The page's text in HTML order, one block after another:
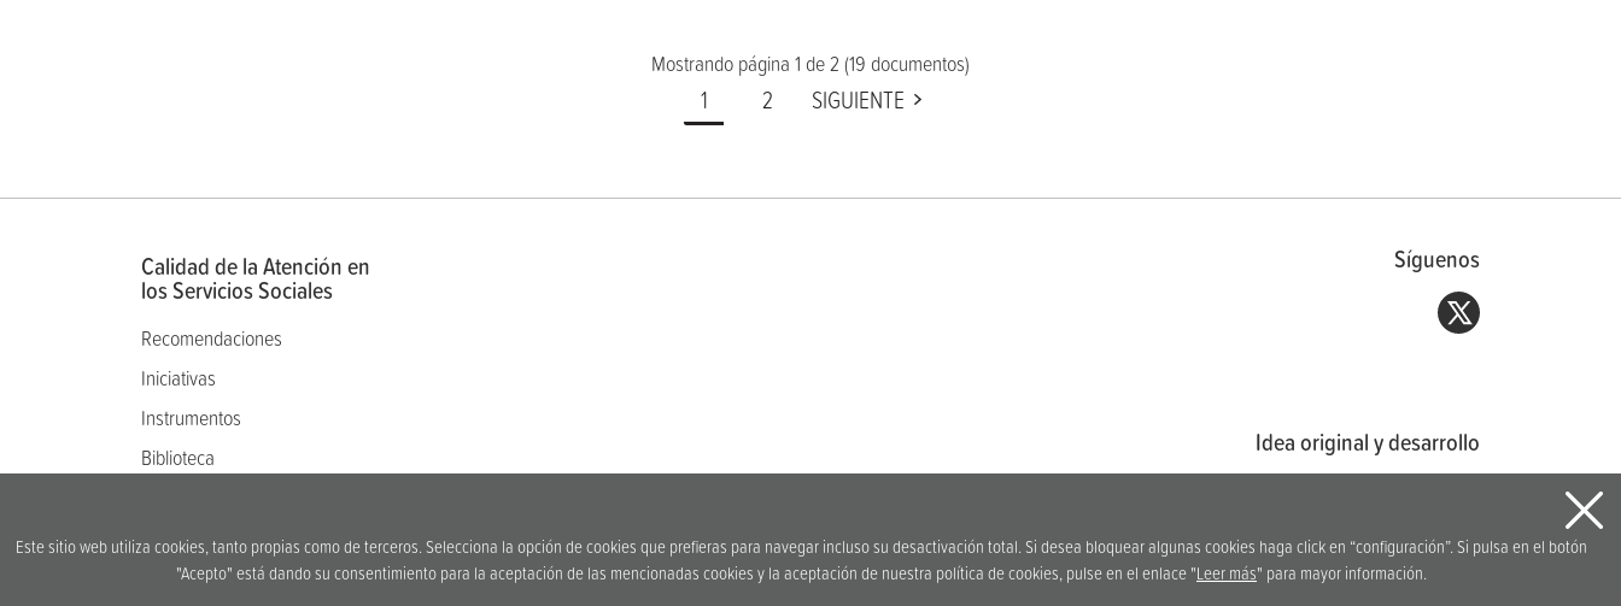
Mostrando página 1 de 2 (19 documentos)
1 2 SIGUIENTE
Calidad de la Atención en
los Servicios Sociales
Recomendaciones
Iniciativas
Instrumentos
Biblioteca
Qué es
Síguenos
Idea original y desarrollo
Este sitio web utiliza cookies, tanto propias como de terceros. Selecciona la opción de cookies que prefieras para navegar incluso su desactivación total. Si desea bloquear algunas cookies haga click en “configuración”. Si pulsa en el botón
"Acepto" está dando su consentimiento para la aceptación de las mencionadas cookies y la aceptación de nuestra política de cookies, pulse en el enlace "Leer más" para mayor información.